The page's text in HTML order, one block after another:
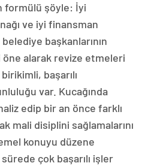
formülü şöyle: İyi
ve iyi finansman
başkanlarının
öne alarak revize etmeleri
başarılı
var. Kucağında
edip bir an önce farklı
mali disiplini sağlamalarını
konuyu düzene
çok başarılı işler